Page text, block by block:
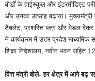
बोर्डों के हाईस्कूल और इंटरमीडिएट
और उनका उत्साह बढ़ाया।
टैबलेट, प्रशस्ति पत्र और मेडल देकर
ने कार्यक्रम में उत्तर प्रदेश
शिक्षा निदेशालय, नवीन भवन सहित
वित्त मंत्री बोले- हर क्षेत्र में आगे बढ़